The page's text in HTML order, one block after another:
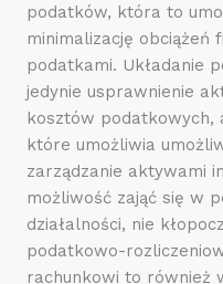
podatków, która to
minimalizację obciążeń
podatkami. Układanie
jedynie usprawnienie
kosztów podatkowych,
które umożliwia
zarządzanie aktywami
możliwość zająć się w
działalności, nie
podatkowo-
rachunkowi to również